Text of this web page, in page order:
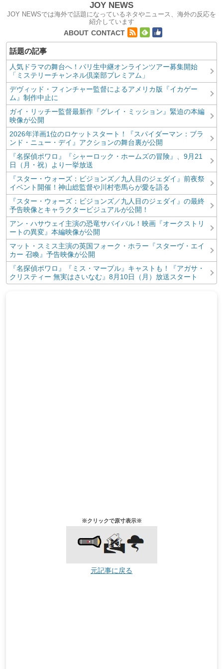
JOY NEWS
JOY NEWSでは海外で話題になっているネタやニュース、海外の反応を
紹介しています
コンテンツへ移動
ABOUT CONTACT
人気ドラマの舞台へ！パリ生中継オンラインツアー募集開始
「ミステリーチャンネル倶楽部プレミアム」
デヴィッド・フィンチャー監督によるアメリカ版『イカゲー
ム』制作中止に
ガイ・リッチー監督最新作『グレイ・ミッション』緊迫の本編
映像が公開
2026年洋画1位のロケットスタート！『スパイダーマン：ブラ
ンド・ニュー・デイ』アクションの舞台裏が公開
『名探偵ポワロ』『シャーロック・ホームズの冒険』、9月21
日（月・祝）より一挙放送
『スター・ウォーズ：ビジョンズ／九人目のジェダイ』前夜祭
イベント開催！神山総監督や川村壱馬らが愛を語る
『スター・ウォーズ：ビジョンズ／九人目のジェダイ』の最終
予告映像とキャラクタービジュアルが公開！
アン・ハサウェイ主演の恐竜サバイバル！映画『オークストリ
ートの異変』本編映像が公開
マット・スミス主演の英国フォーク・ホラー『スターヴ・エイ
カー 召喚』予告映像が公開
『名探偵ポワロ』『ミス・マープル』キャストも！『アガサ・
クリスティー 無実はさいなむ』8月10日（月）放送スタート
※クリックで原寸表示※
元記事に戻る